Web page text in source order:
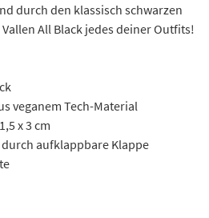
durch den klassisch schwarzen
All Black jedes deiner Outfits!
veganem Tech-Material
x 3 cm
aufklappbare Klappe